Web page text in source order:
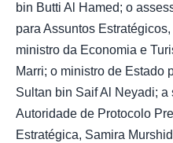
bin Butti Al Hamed; o
para Assuntos
ministro da Economia e
Marri; o ministro de Estado
Sultan bin Saif Al Neyadi; a
Autoridade de Protocolo
Estratégica, Samira